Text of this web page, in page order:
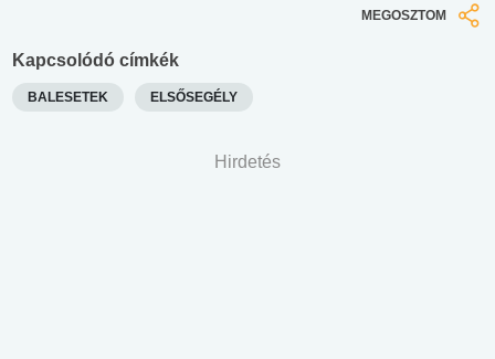
MEGOSZTOM
Kapcsolódó címkék
BALESETEK ELSŐSEGÉLY
Hirdetés